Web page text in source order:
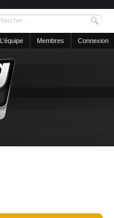
L’équipe Membres Connexion